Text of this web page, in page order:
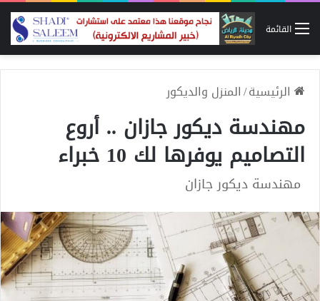
القائمة
الرئيسية/المنزل والديكور
مهندسة ديكور جازان .. أروع
التصاميم يوفرها لك 10 خبراء
مهندسة ديكور جازان